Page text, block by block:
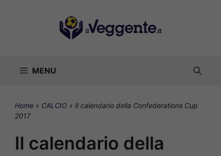
MENU
Home » CALCIO » Il calendario della Confederations Cup
2017
Il calendario della